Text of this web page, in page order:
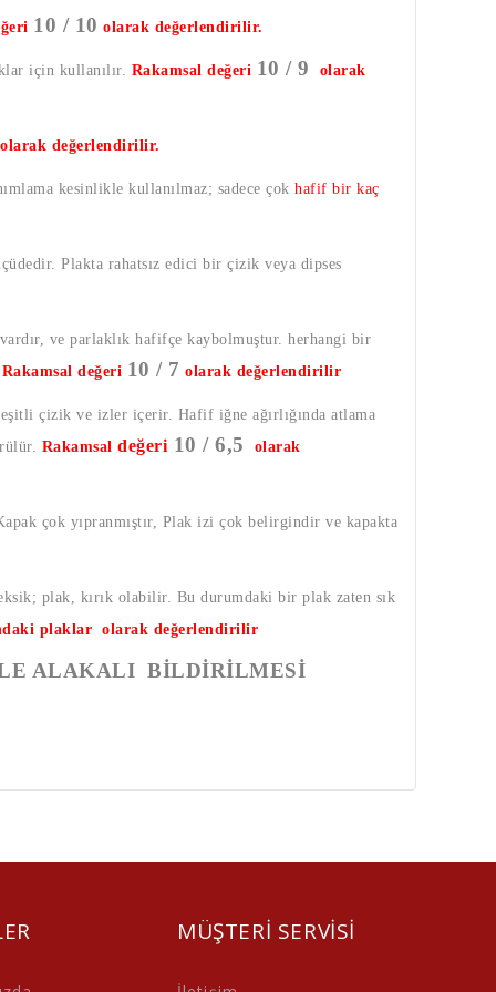
10 / 10 olarak değerlendirilir.
için kullanılır. Rakamsal değeri 10 / 9 olarak
olarak değerlendirilir.
kesinlikle kullanılmaz; sadece çok hafif bir kaç
Plakta rahatsız edici bir çizik veya dipses
ve parlaklık hafifçe kaybolmuştur. herhangi bir
Rakamsal değeri 10 / 7 olarak değerlendirilir
çizik ve izler içerir. Hafif iğne ağırlığında atlama
Rakamsal değeri 10 / 6,5 olarak
çok yıpranmıştır, Plak izi çok belirgindir ve kapakta
plak, kırık olabilir. Bu durumdaki bir plak zaten sık
plaklar olarak değerlendirilir
ALAKALI BİLDİRİLMESİ
MÜŞTERI SERVISI